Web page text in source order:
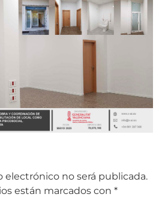
electrónico no será publicada.
están marcados con *